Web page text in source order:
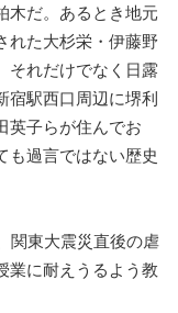
木だ。あるとき地元
れた大杉栄・伊藤野
それだけでなく日露
宿駅西口周辺に堺利
英子らが住んでお
も過言ではない歴史
関東大震災直後の虐
業に耐えうるよう教